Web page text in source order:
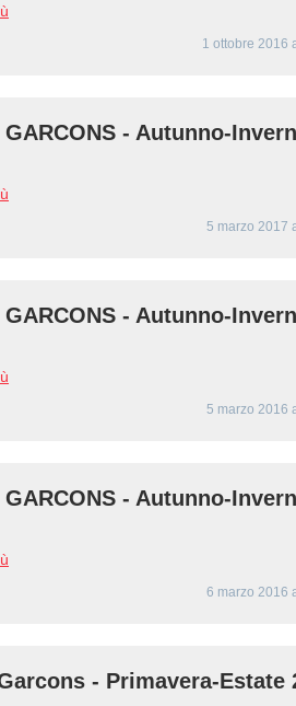
1 ottobre 2016
GARCONS - Autunno-
5 marzo 2017
GARCONS - Autunno-
5 marzo 2016
GARCONS - Autunno-
6 marzo 2016
- Primavera-Estate